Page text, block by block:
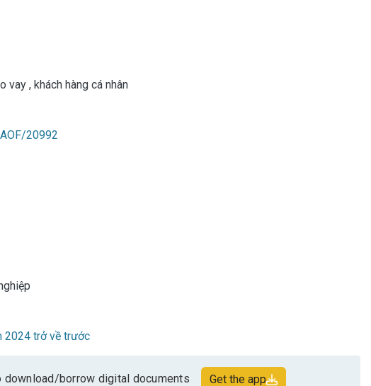
vay , khách hàng cá nhân
20992
2024 trở về trước
download/borrow digital documents Get the app